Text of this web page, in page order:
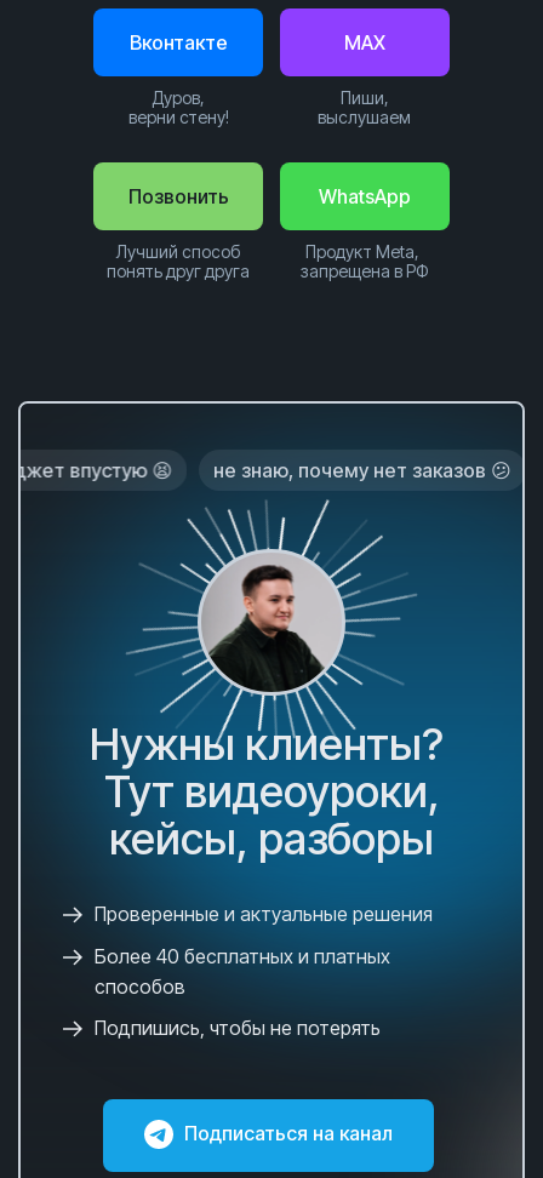
Позвонить
Лучший способ
понять друг друга
WhatsApp
Продукт Meta,
запрещена в РФ
Вконтакте
Дуров,
верни стену!
MAX
Пиши,
выслушаем
😫 не знаю, почему нет заказов 😕 лиды
Нужны клиенты?
Тут видеоуроки,
кейсы, разборы
Проверенные и актуальные решения
Более 40 бесплатных и платных
способов
Подпишись, чтобы не потерять
Подписаться на канал